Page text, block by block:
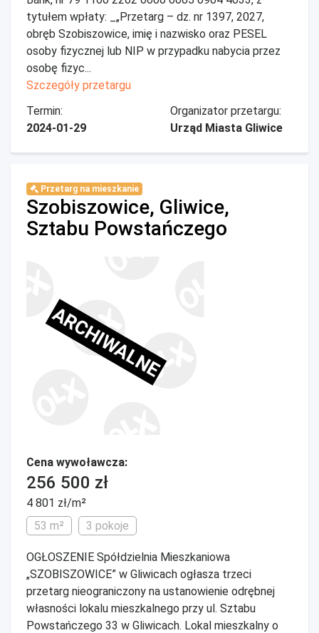
tytułem wpłaty: _„Przetarg – dz. nr 1397, 2027,
obręb Szobiszowice, imię i nazwisko oraz PESEL
osoby fizycznej lub NIP w przypadku nabycia przez
osobę fizyc...
Szczegóły przetargu
Termin:
2024-01-29
Organizator przetargu:
Urząd Miasta Gliwice
Przetarg na mieszkanie
Szobiszowice, Gliwice,
Sztabu Powstańczego
ARCHIWALNE
Cena wywoławcza:
256 500 zł
4 801 zł/m²
53 m²
3 pokoje
OGŁOSZENIE Spółdzielnia Mieszkaniowa
„SZOBISZOWICE” w Gliwicach ogłasza trzeci
przetarg nieograniczony na ustanowienie odrębnej
własności lokalu mieszkalnego przy ul. Sztabu
Powstańczego 33 w Gliwicach. Lokal mieszkalny o